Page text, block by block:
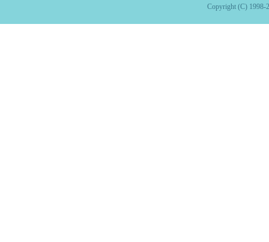
Copyright (C) 1998-